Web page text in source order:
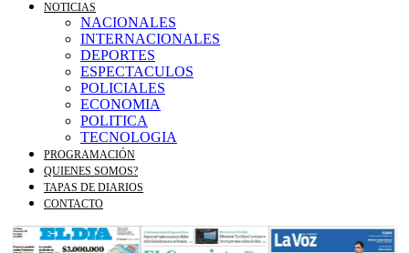
NOTICIAS
NACIONALES
INTERNACIONALES
DEPORTES
ESPECTACULOS
POLICIALES
ECONOMIA
POLITICA
TECNOLOGIA
PROGRAMACIÓN
QUIENES SOMOS?
TAPAS DE DIARIOS
CONTACTO